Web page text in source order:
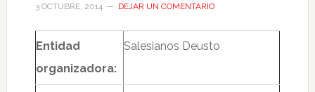
3 OCTUBRE, 2014 DEJAR UN COMENTARIO
Entidad
organizadora:
Salesianos Deusto